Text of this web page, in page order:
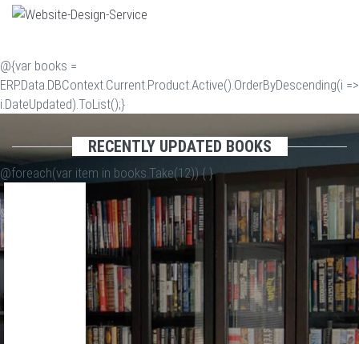
@{var books =
ERP.Data.DBContext.Current.Product.Active().OrderByDescending(i =>
i.DateUpdated).ToList();}
RECENTLY UPDATED BOOKS
@foreach(var item in books.Take(12)) {}